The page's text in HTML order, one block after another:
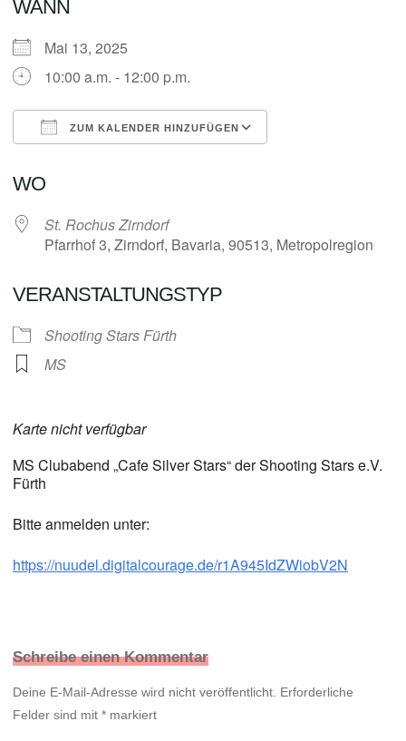
WANN
Mai 13, 2025
10:00 a.m. - 12:00 p.m.
ZUM KALENDER HINZUFÜGEN
WO
St. Rochus Zirndorf
Pfarrhof 3, Zirndorf, Bavaria, 90513, Metropolregion
VERANSTALTUNGSTYP
Shooting Stars Fürth
MS
Karte nicht verfügbar
MS Clubabend „Cafe Silver Stars“ der Shooting Stars e.V.
Fürth
Bitte anmelden unter:
https://nuudel.digitalcourage.de/r1A945IdZWiobV2N
Schreibe einen Kommentar
Deine E-Mail-Adresse wird nicht veröffentlicht. Erforderliche
Felder sind mit* markiert